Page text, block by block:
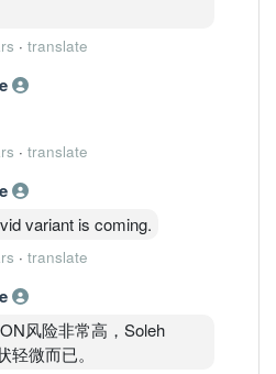
· translate
· translate
variant is coming.
· translate
风险非常高，Soleh
轻微而已。